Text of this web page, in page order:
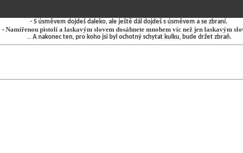
- S úsměvem dojdeš daleko, ale ještě dál dojdeš s úsměvem a se zbraní.
- Namířenou pistolí a laskavým slovem dosáhnete mnohem víc než jen laskavým
...A nakonec ten, pro koho jsi byl ochotný schytat kulku, bude držet zbraň.